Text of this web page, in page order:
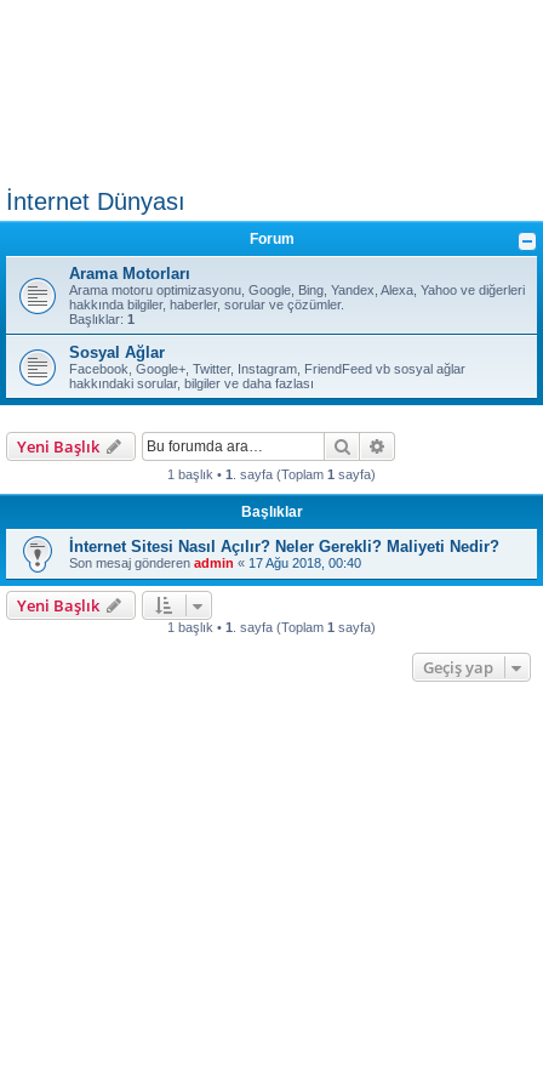
İnternet Dünyası
Forum
Arama Motorları
Arama motoru optimizasyonu, Google, Bing, Yandex, Alexa, Yahoo ve diğerleri
hakkında bilgiler, haberler, sorular ve çözümler.
Başlıklar: 1
Sosyal Ağlar
Facebook, Google+, Twitter, Instagram, FriendFeed vb sosyal ağlar
hakkındaki sorular, bilgiler ve daha fazlası
Yeni Başlık Ara
1 başlık • 1 . sayfa (Toplam 1 sayfa)
Başlıklar
İnternet Sitesi Nasıl Açılır? Neler Gerekli? Maliyeti Nedir?
Son mesaj gönderen admin « 17 Ağu 2018, 00:40
Yeni Başlık
1 başlık • 1 . sayfa (Toplam 1 sayfa)
Geçiş yap